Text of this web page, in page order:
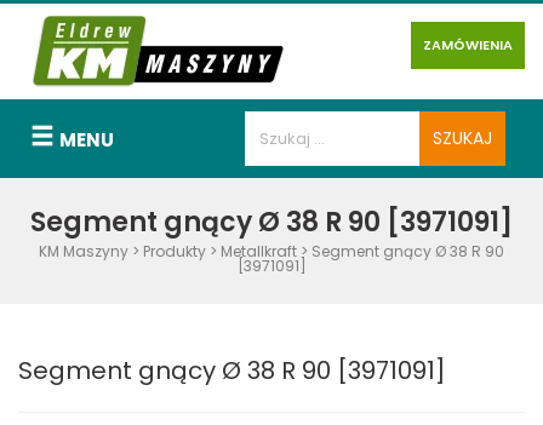
ZAMÓWIENIA
MENU
Segment gnący Ø 38 R 90 [3971091]
KM Maszyny > Produkty > Metallkraft > Segment gnący Ø 38 R 90
[3971091]
Segment gnący Ø 38 R 90 [3971091]